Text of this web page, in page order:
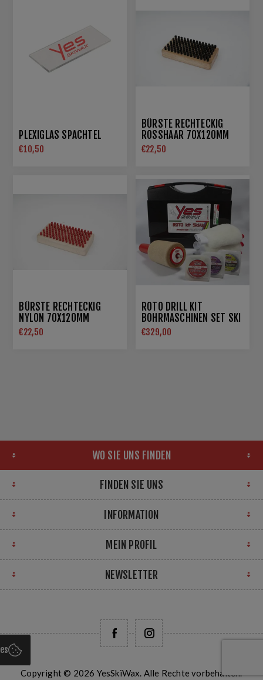
PLEXIGLAS SPACHTEL
€10,50
BÜRSTE RECHTECKIG
ROSSHAAR 70X120MM
€22,50
BÜRSTE RECHTECKIG
NYLON 70X120MM
€22,50
ROTO DRILL KIT
BOHRMASCHINEN SET SKI
ALP
€329,00
WO SIE UNS FINDEN
FINDEN SIE UNS
INFORMATION
MEIN PROFIL
NEWSLETTER
Copyright © 2026 YesSkiWax. Alle Rechte vorbehalten.